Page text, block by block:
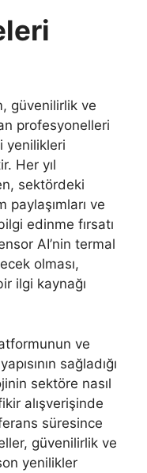
güvenilirlik ve
profesyonelleri
yenilikleri
Her yıl
sektördeki
ve
edinme fırsatı
AI’nin termal
olması,
ilgi kaynağı
ve
sağladığı
sektöre nasıl
alışverişinde
süresince
güvenilirlik ve
yenilikler